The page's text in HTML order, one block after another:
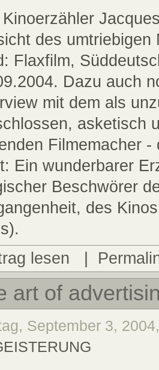
Kinoerzähler
des umtriebigen
Flaxfilm,
Dazu auch
mit dem als
asketisch
Filmemacher -
Ein wunderbarer
Beschwörer
des
lesen
art of
September 3,